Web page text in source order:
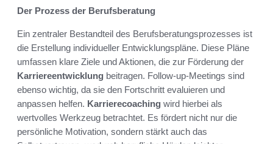
Der Prozess der Berufsberatung
Ein zentraler Bestandteil des Berufsberatungsprozesses ist
die Erstellung individueller Entwicklungspläne. Diese Pläne
umfassen klare Ziele und Aktionen, die zur Förderung der
Karriereentwicklung beitragen. Follow-up-Meetings sind
ebenso wichtig, da sie den Fortschritt evaluieren und
anpassen helfen. Karrierecoaching wird hierbei als
wertvolles Werkzeug betrachtet. Es fördert nicht nur die
persönliche Motivation, sondern stärkt auch das